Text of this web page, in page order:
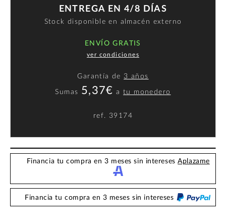
ENTREGA EN 4/8 DÍAS
Stock disponible en almacén externo
ENVÍO GRATIS
ver condiciones
Garantía de 3 años
Sumas 5,37€ atu monedero
ref. 39174
Financia tu compra en 3 meses sin interesesAplazame
Financia tu compra en 3 meses sin intereses